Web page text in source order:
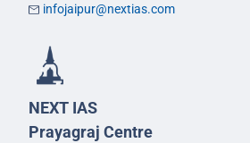
infojaipur@nextias.com
NEXT IAS
Prayagraj Centre